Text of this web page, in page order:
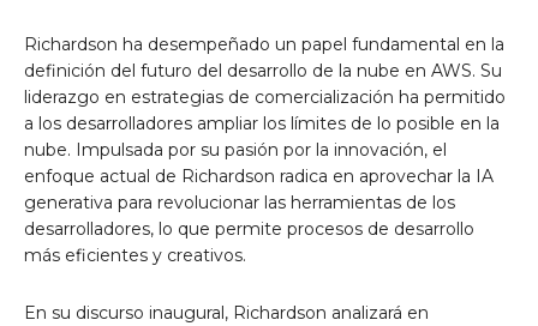
Richardson ha desempeñado un papel fundamental en la
definición del futuro del desarrollo de la nube en AWS. Su
liderazgo en estrategias de comercialización ha permitido
a los desarrolladores ampliar los límites de lo posible en la
nube. Impulsada por su pasión por la innovación, el
enfoque actual de Richardson radica en aprovechar la IA
generativa para revolucionar las herramientas de los
desarrolladores, lo que permite procesos de desarrollo
más eficientes y creativos.
En su discurso inaugural, Richardson analizará en